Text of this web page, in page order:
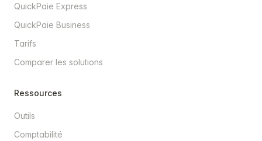
QuickPaie Express
QuickPaie Business
Tarifs
Comparer les solutions
Ressources
Outils
Comptabilité